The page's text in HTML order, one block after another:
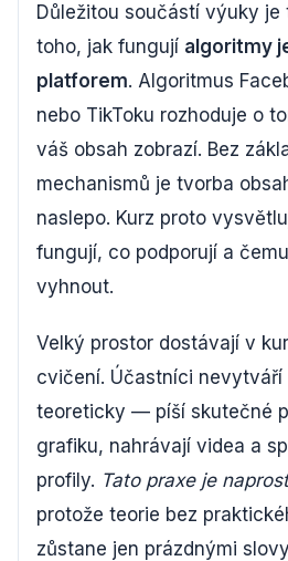
Důležitou součástí výuky je
toho, jak fungují algoritmy
platforem. Algoritmus
nebo TikToku rozhoduje o
váš obsah zobrazí. Bez
mechanismů je tvorba
naslepo. Kurz proto
fungují, co podporují a
vyhnout.
Velký prostor dostávají v
cvičení. Účastníci nevytváří
teoreticky — píší skutečné
grafiku, nahrávají videa a
profily. Tato praxe je
protože teorie bez
zůstane jen prázdnými